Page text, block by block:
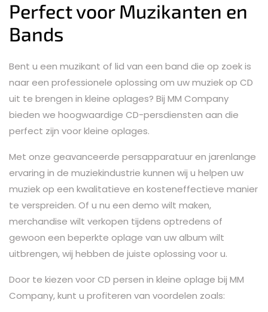
Perfect voor Muzikanten en
Bands
Bent u een muzikant of lid van een band die op zoek is
naar een professionele oplossing om uw muziek op CD
uit te brengen in kleine oplages? Bij MM Company
bieden we hoogwaardige CD-persdiensten aan die
perfect zijn voor kleine oplages.
Met onze geavanceerde persapparatuur en jarenlange
ervaring in de muziekindustrie kunnen wij u helpen uw
muziek op een kwalitatieve en kosteneffectieve manier
te verspreiden. Of u nu een demo wilt maken,
merchandise wilt verkopen tijdens optredens of
gewoon een beperkte oplage van uw album wilt
uitbrengen, wij hebben de juiste oplossing voor u.
Door te kiezen voor CD persen in kleine oplage bij MM
Company, kunt u profiteren van voordelen zoals: